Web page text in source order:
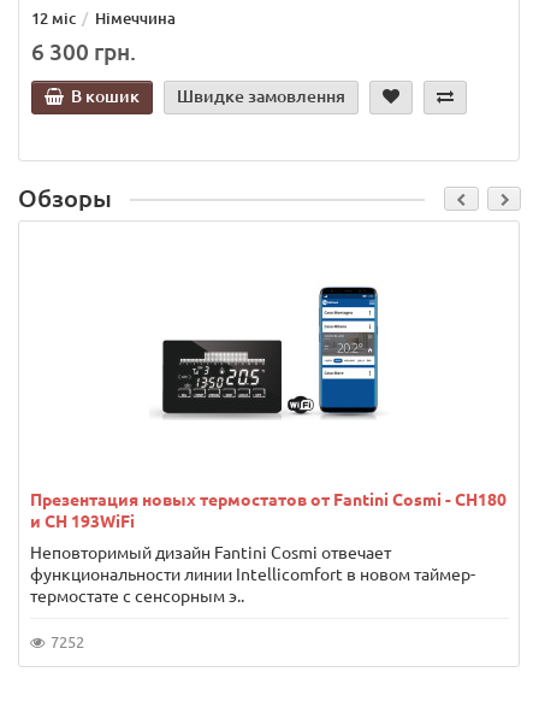
12 міс Німеччина
6 300 грн.
В кошик Швидке замовлення
Обзоры
Презентация новых термостатов от Fantini Cosmi - CH180
и CH 193WiFi
Неповторимый дизайн Fantini Cosmi отвечает
функциональности линии Intellicomfort в новом таймер-
термостате с сенсорным э..
7252